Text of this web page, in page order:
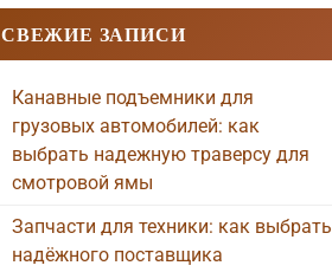
СВЕЖИЕ ЗАПИСИ
Канавные подъемники для
грузовых автомобилей: как
выбрать надежную траверсу для
смотровой ямы
Запчасти для техники: как выбрать
надёжного поставщика